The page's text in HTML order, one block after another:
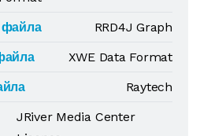
файла
RRD4J Graph
XWE Data Format
Raytech
JRiver Media Center